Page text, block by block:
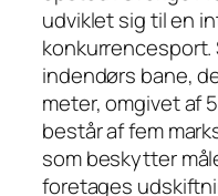
udviklet sig til en
konkurrencesport.
indendørs bane,
meter, omgivet af
består af fem
som beskytter
foretages